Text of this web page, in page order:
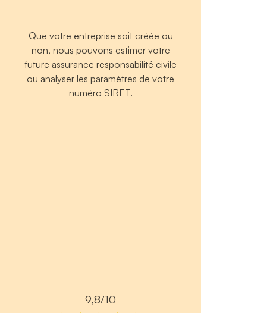
Que votre entreprise soit créée ou
non, nous pouvons estimer votre
future assurance responsabilité civile
ou analyser les paramètres de votre
numéro SIRET.
9,8/10